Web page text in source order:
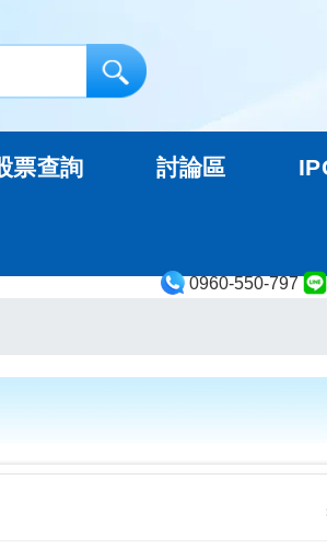
0960-550-797
票查詢 討論區